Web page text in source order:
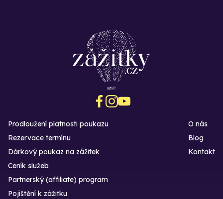
Prodloužení platnosti poukazu
Rezervace termínu
Dárkový poukaz na zážitek
O nás
Blog
Kontakt
Ceník služeb
Partnerský (affiliate) program
Pojištění k zážitku